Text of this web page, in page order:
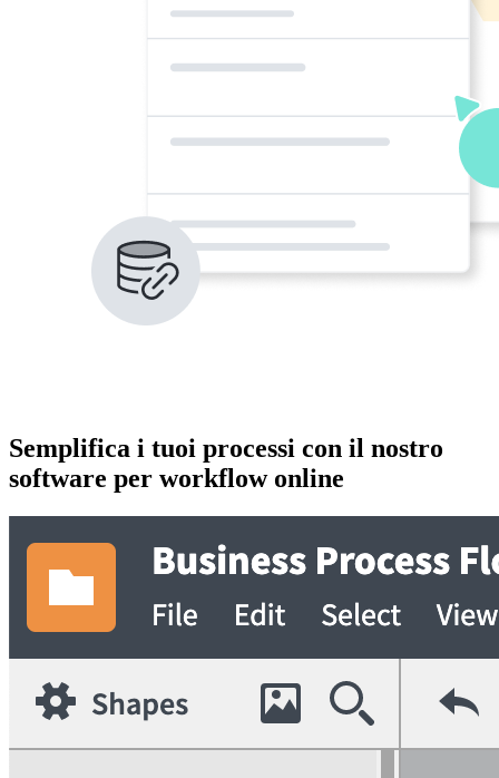
Semplifica i tuoi processi con il nostro
software per workflow online